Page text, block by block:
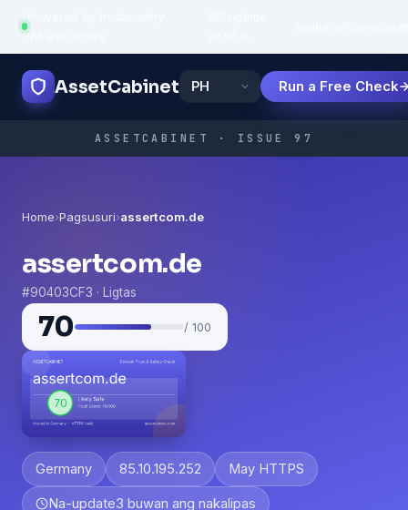
infrastructure
AssetCabinet Run a Free Check
ASSETCABINET · ISSUE 97
Home›Pagsusuri›assertcom.de
assertcom.de
#90403CF3 · Ligtas
70 / 100
Germany 85.10.195.252 May HTTPS
Na-update3 buwan ang nakalipas